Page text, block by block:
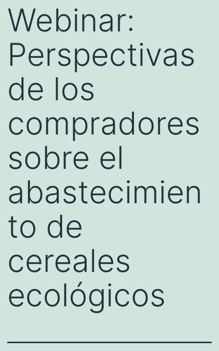
Webinar:
Perspectivas
de los
compradores
sobre el
abastecimien
to de
cereales
ecológicos